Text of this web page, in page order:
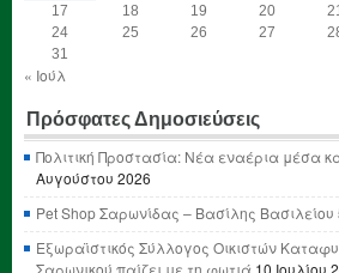
17
18 19 20
24
25 26 27
31
« Ιούλ
Πρόσφατες Δημοσιεύσεις
Πολιτική Προστασία: Νέα εναέρια μέσα
Αυγούστου 2026
Pet Shop Σαρωνίδας – Βασίλης Βασιλείου
Εξωραϊστικός Σύλλογος Οικιστών
Σαρωνικού παίζει με τη φωτιά 10 Ιουλίου